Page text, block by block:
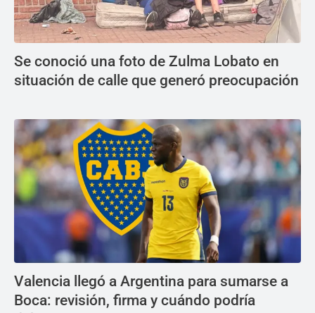
Se conoció una foto de Zulma Lobato en
situación de calle que generó preocupación
Valencia llegó a Argentina para sumarse a
Boca: revisión, firma y cuándo podría